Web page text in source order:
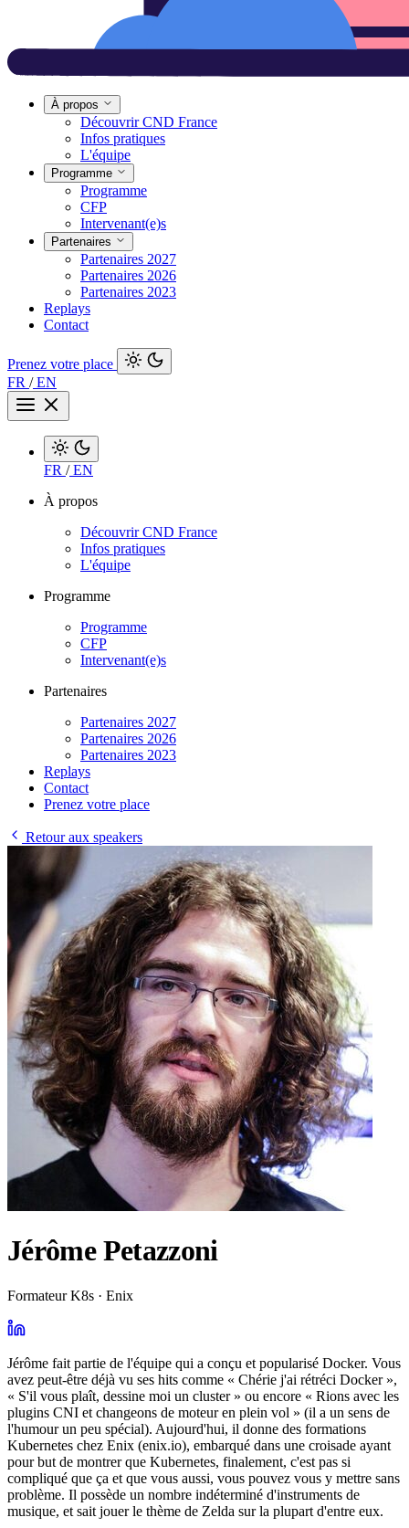
À propos
Découvrir CND France
Infos pratiques
L'équipe
Programme
Programme
CFP
Intervenant(e)s
Partenaires
Partenaires 2027
Partenaires 2026
Partenaires 2023
Replays
Contact
Prenez votre place
FR /EN
FR /EN
À propos
Découvrir CND France
Infos pratiques
L'équipe
Programme
Programme
CFP
Intervenant(e)s
Partenaires
Partenaires 2027
Partenaires 2026
Partenaires 2023
Replays
Contact
Prenez votre place
Retour aux speakers
Jérôme Petazzoni
Formateur K8s · Enix
Jérôme fait partie de l'équipe qui a conçu et popularisé Docker. Vous
avez peut-être déjà vu ses hits comme « Chérie j'ai rétréci Docker »,
« S'il vous plaît, dessine moi un cluster » ou encore « Rions avec les
plugins CNI et changeons de moteur en plein vol » (il a un sens de
l'humour un peu spécial). Aujourd'hui, il donne des formations
Kubernetes chez Enix (enix.io), embarqué dans une croisade ayant
pour but de montrer que Kubernetes, finalement, c'est pas si
compliqué que ça et que vous aussi, vous pouvez vous y mettre sans
problème. Il possède un nombre indéterminé d'instruments de
musique, et sait jouer le thème de Zelda sur la plupart d'entre eux.